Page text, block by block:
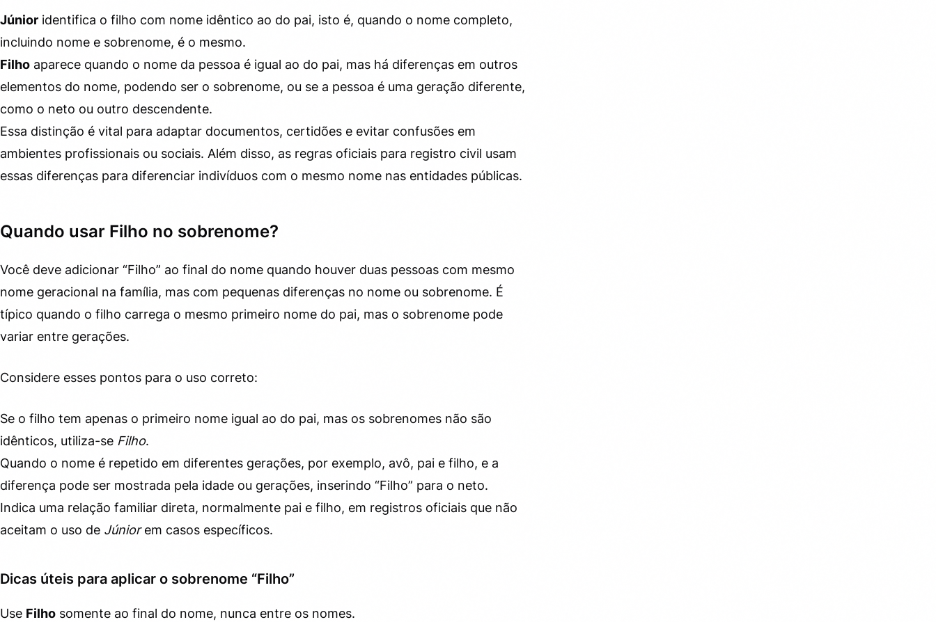
Júnior identifica o filho com nome idêntico ao do pai, isto é, quando o nome completo,
incluindo nome e sobrenome, é o mesmo.
Filho aparece quando o nome da pessoa é igual ao do pai, mas há diferenças em outros
elementos do nome, podendo ser o sobrenome, ou se a pessoa é uma geração diferente,
como o neto ou outro descendente.
Essa distinção é vital para adaptar documentos, certidões e evitar confusões em
ambientes profissionais ou sociais. Além disso, as regras oficiais para registro civil usam
essas diferenças para diferenciar indivíduos com o mesmo nome nas entidades públicas.
Quando usar Filho no sobrenome?
Você deve adicionar “Filho” ao final do nome quando houver duas pessoas com mesmo
nome geracional na família, mas com pequenas diferenças no nome ou sobrenome. É
típico quando o filho carrega o mesmo primeiro nome do pai, mas o sobrenome pode
variar entre gerações.
Considere esses pontos para o uso correto:
Se o filho tem apenas o primeiro nome igual ao do pai, mas os sobrenomes não são
idênticos, utiliza-se Filho.
Quando o nome é repetido em diferentes gerações, por exemplo, avô, pai e filho, e a
diferença pode ser mostrada pela idade ou gerações, inserindo “Filho” para o neto.
Indica uma relação familiar direta, normalmente pai e filho, em registros oficiais que não
aceitam o uso de Júniorem casos específicos.
Dicas úteis para aplicar o sobrenome “Filho”
Use Filho somente ao final do nome, nunca entre os nomes.